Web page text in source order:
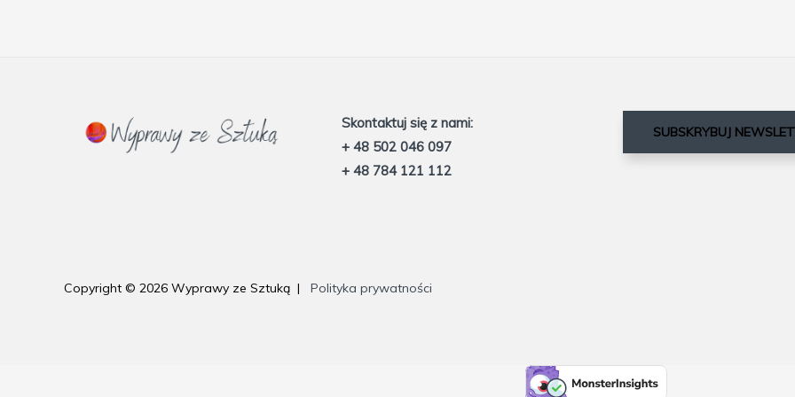
Skontaktuj się z nami:
+ 48 502 046 097
+ 48 784 121 112
SUBSKRYBUJ
Copyright © 2026 Wyprawy ze Sztuką | Polityka prywatności